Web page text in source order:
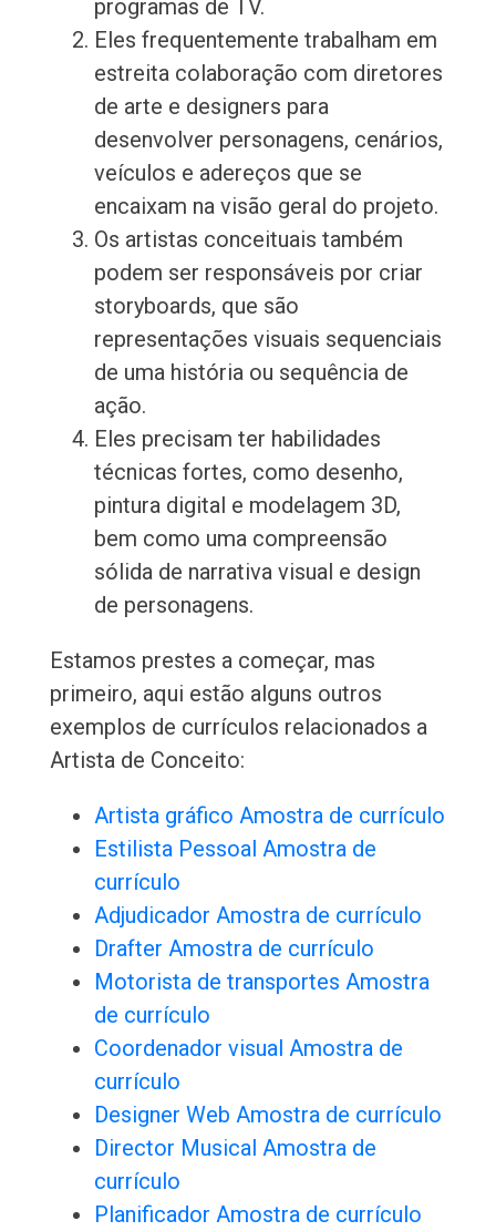
programas de TV.
Eles frequentemente trabalham em
estreita colaboração com diretores
de arte e designers para
desenvolver personagens, cenários,
veículos e adereços que se
encaixam na visão geral do projeto.
Os artistas conceituais também
podem ser responsáveis por criar
storyboards, que são
representações visuais sequenciais
de uma história ou sequência de
ação.
Eles precisam ter habilidades
técnicas fortes, como desenho,
pintura digital e modelagem 3D,
bem como uma compreensão
sólida de narrativa visual e design
de personagens.
Estamos prestes a começar, mas
primeiro, aqui estão alguns outros
exemplos de currículos relacionados a
Artista de Conceito:
Artista gráfico Amostra de currículo
Estilista Pessoal Amostra de
currículo
Adjudicador Amostra de currículo
Drafter Amostra de currículo
Motorista de transportes Amostra
de currículo
Coordenador visual Amostra de
currículo
Designer Web Amostra de currículo
Director Musical Amostra de
currículo
Planificador Amostra de currículo